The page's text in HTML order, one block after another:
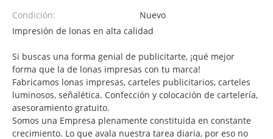
Condición:
Nuevo
Impresión de lonas en alta calidad
Si buscas una forma genial de publicitarte, ¡qué mejor
forma que la de lonas impresas con tu marca!
Fabricamos lonas impresas, carteles publicitarios, carteles
luminosos, señalética. Confección y colocación de cartelería,
asesoramiento gratuito.
Somos una Empresa plenamente constituida en constante
crecimiento. Lo que avala nuestra tarea diaria, por eso no